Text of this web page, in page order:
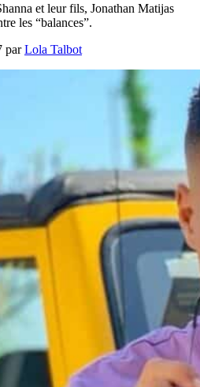
et leur fils, Jonathan Matijas
les “balances”.
parLola Talbot